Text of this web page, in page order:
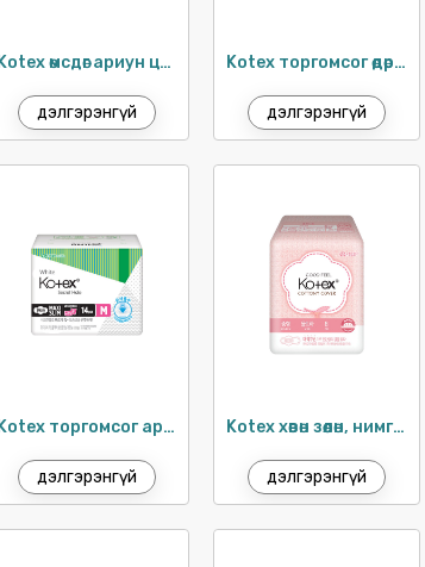
Kotex өмсдөг ариун цэврийн хэрэглэл S-M / 2ш
дэлгэрэнгүй
Kotex торгомсог өдөр тутам 15см / 24ш
дэлгэрэнгүй
Kotex торгомсог ариун цэврийн хэрэглэл 26см / 14ш
дэлгэрэнгүй
Kotex хөвөн зөөлөн, нимгэн хэрэглэл 24см / 8ш
дэлгэрэнгүй